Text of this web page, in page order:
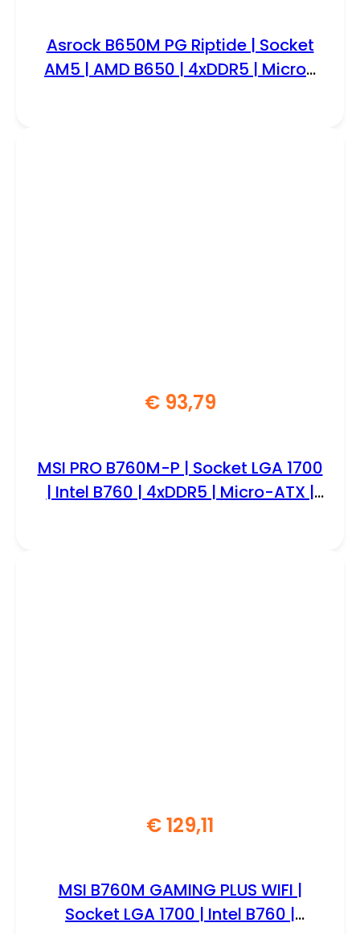
Asrock B650M PG Riptide | Socket
AM5 | AMD B650 | 4xDDR5 | Micro-
€93,79
MSI PRO B760M-P | Socket LGA 1700
| Intel B760 | 4xDDR5 | Micro-ATX |
€129,11
MSI B760M GAMING PLUS WIFI |
Socket LGA 1700 | Intel B760 |